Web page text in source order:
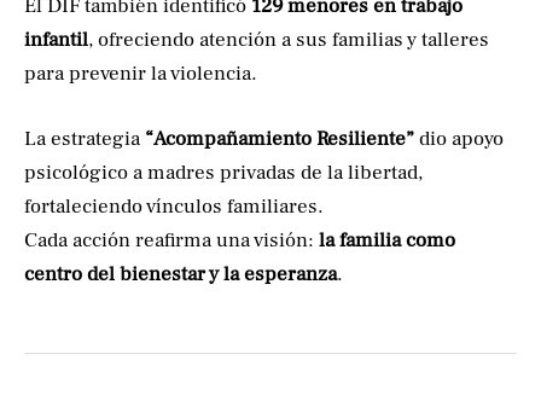
El DIF también identificó 129 menores en trabajo
infantil, ofreciendo atención a sus familias y talleres
para prevenir la violencia.
La estrategia “Acompañamiento Resiliente”dio apoyo
psicológico a madres privadas de la libertad,
fortaleciendo vínculos familiares.
Cada acción reafirma una visión: la familia como
centro del bienestar y la esperanza.